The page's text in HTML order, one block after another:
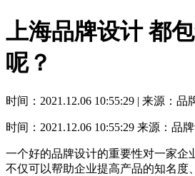
上海品牌设计 都
呢？
时间：2021.12.06 10:55:29 | 来源：品
时间：2021.12.06 10:55:29 来源：品
一个好的品牌设计的重要性对一家企
不仅可以帮助企业提高产品的知名度